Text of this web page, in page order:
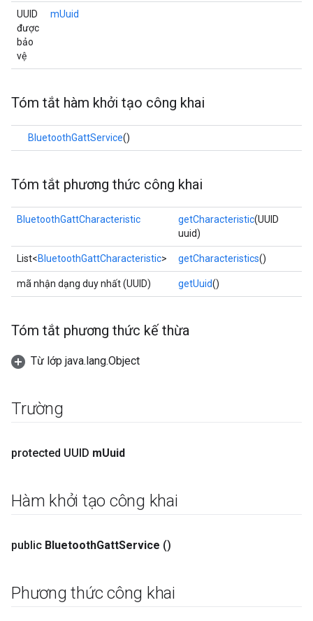
UUID
được
bảo
vệ
mUuid
Tóm tắt hàm khởi tạo công khai
BluetoothGattService()
Tóm tắt phương thức công khai
BluetoothGattCharacteristic getCharacteristic(UUID
uuid)
List<BluetoothGattCharacteristic> getCharacteristics()
mã nhận dạng duy nhất (UUID) getUuid()
Tóm tắt phương thức kế thừa
Từ lớp java.lang.Object
Trường
protected UUID mUuid
Hàm khởi tạo công khai
public BluetoothGattService ()
Phương thức công khai